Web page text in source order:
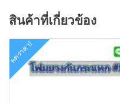
สินค้าที่เกี่ยวข้อง
ลดราคา!